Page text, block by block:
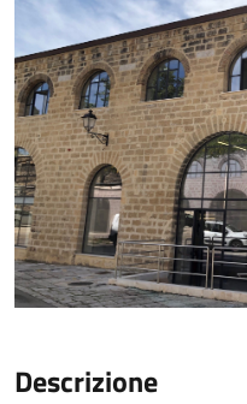
Descrizione